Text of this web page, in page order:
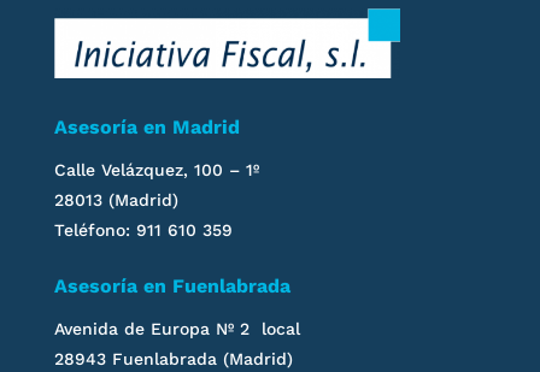
Asesoría en Madrid
Calle Velázquez, 100 – 1º
28013 (Madrid)
Teléfono: 911 610 359
Asesoría en Fuenlabrada
Avenida de Europa Nº 2 local
28943 Fuenlabrada (Madrid)